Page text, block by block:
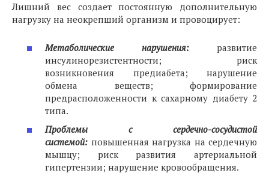
Лишний вес создает постоянную дополнительную
нагрузку на неокрепший организм и провоцирует:
Метаболические нарушения: развитие
инсулинорезистентности; риск
возникновения предиабета; нарушение
обмена веществ; формирование
предрасположенности к сахарному диабету 2
типа.
Проблемы с сердечно-сосудистой
системой: повышенная нагрузка на сердечную
мышцу; риск развития артериальной
гипертензии; нарушение кровообращения.